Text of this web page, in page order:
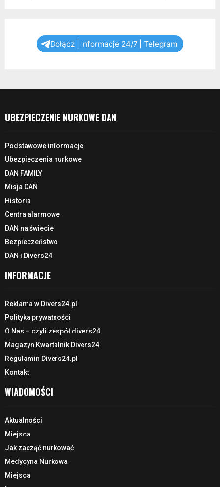
Dołącz | Informacje 24/7 | Telegram
UBEZPIECZENIE NURKOWE DAN
Podstawowe informacje
Ubezpieczenia nurkowe
DAN FAMILY
Misja DAN
Historia
Centra alarmowe
DAN na świecie
Bezpieczeństwo
DAN i Divers24
INFORMACJE
Reklama w Divers24.pl
Polityka prywatności
O Nas – czyli zespół divers24
Magazyn Kwartalnik Divers24
Regulamin Divers24.pl
Kontakt
WIADOMOŚCI
Aktualności
Miejsca
Jak zacząć nurkować
Medycyna Nurkowa
Miejsca